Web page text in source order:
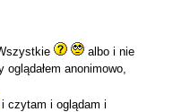
albo i nie
anonimowo,
i czytam i oglądam i